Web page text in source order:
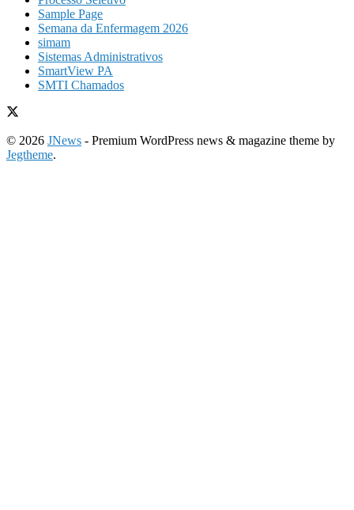
Sample Page
Semana da Enfermagem 2026
simam
Sistemas Administrativos
SmartView PA
SMTI Chamados
© 2026 JNews - Premium WordPress news & magazine theme by
Jegtheme.